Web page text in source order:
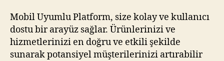
Mobil Uyumlu Platform, size kolay ve kullanıcı
dostu bir arayüz sağlar. Ürünlerinizi ve
hizmetlerinizi en doğru ve etkili şekilde
sunarak potansiyel müşterilerinizi artırabilir